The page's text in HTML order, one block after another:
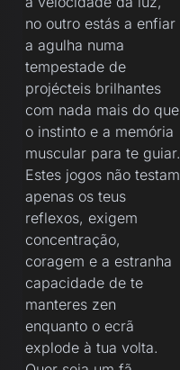
no outro estás a enfiar
a agulha numa
tempestade de
projécteis brilhantes
com nada mais do que
o instinto e a memória
muscular para te guiar.
Estes jogos não testam
apenas os teus
reflexos, exigem
concentração,
coragem e a estranha
capacidade de te
manteres zen
enquanto o ecrã
explode à tua volta.